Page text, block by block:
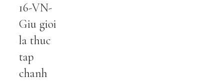
16-VN-
Giu gioi
la thuc
tap
chanh